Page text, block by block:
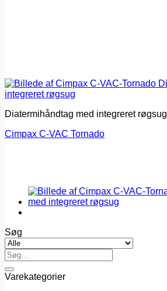
Diatermihåndtag med integreret røgsug
Cimpax C-VAC Tornado
Søg
Søg
efter:
Varekategorier